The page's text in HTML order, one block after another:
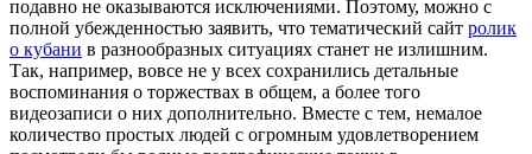
подавно не оказываются исключениями. Поэтому, можно с
полной убежденностью заявить, что тематический сайт ролик
о кубани в разнообразных ситуациях станет не излишним.
Так, например, вовсе не у всех сохранились детальные
воспоминания о торжествах в общем, а более того
видеозаписи о них дополнительно. Вместе с тем, немалое
количество простых людей с огромным удовлетворением